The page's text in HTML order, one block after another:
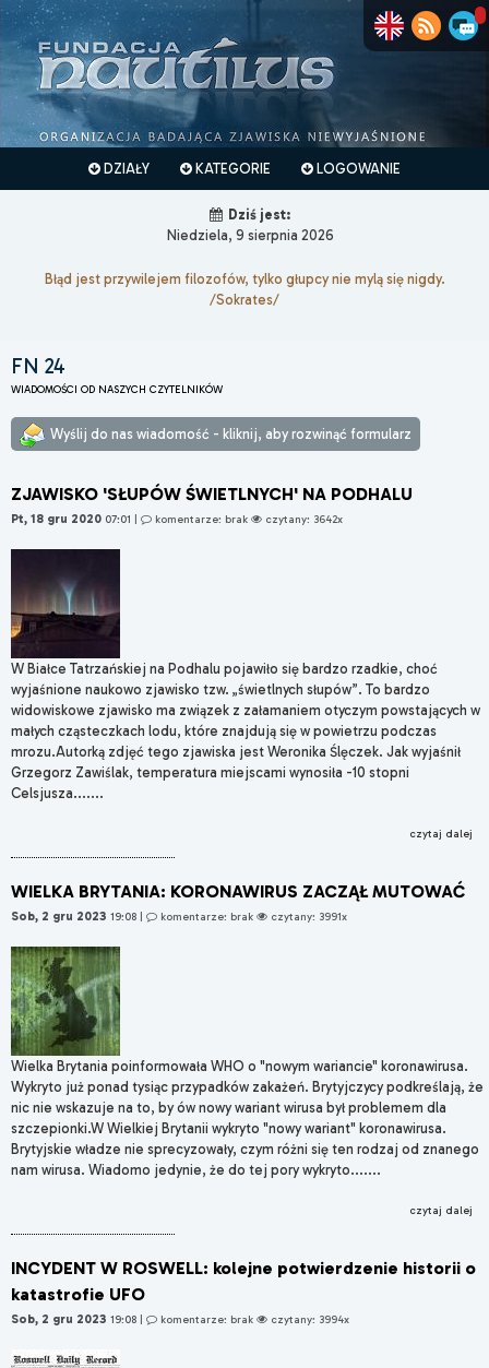
DZIAŁY KATEGORIE LOGOWANIE
Dziś jest:
Niedziela, 9 sierpnia 2026
Błąd jest przywilejem filozofów, tylko głupcy nie mylą się nigdy.
/Sokrates/
FN 24
WIADOMOŚCI OD NASZYCH CZYTELNIKÓW
Wyślij do nas wiadomość - kliknij, aby rozwinąć formularz
ZJAWISKO 'SŁUPÓW ŚWIETLNYCH' NA PODHALU
Pt, 18 gru 2020 07:01 | komentarze: brak czytany: 3642x
W Białce Tatrzańskiej na Podhalu pojawiło się bardzo rzadkie, choć
wyjaśnione naukowo zjawisko tzw. „świetlnych słupów”. To bardzo
widowiskowe zjawisko ma związek z załamaniem otyczym powstających w
małych cząsteczkach lodu, które znajdują się w powietrzu podczas
mrozu.Autorką zdjęć tego zjawiska jest Weronika Ślęczek. Jak wyjaśnił
Grzegorz Zawiślak, temperatura miejscami wynosiła -10 stopni
Celsjusza.......
czytaj dalej
WIELKA BRYTANIA: KORONAWIRUS ZACZĄŁ MUTOWAĆ
Sob, 2 gru 2023 19:08 | komentarze: brak czytany: 3991x
Wielka Brytania poinformowała WHO o "nowym wariancie" koronawirusa.
Wykryto już ponad tysiąc przypadków zakażeń. Brytyjczycy podkreślają, że
nic nie wskazuje na to, by ów nowy wariant wirusa był problemem dla
szczepionki.W Wielkiej Brytanii wykryto "nowy wariant" koronawirusa.
Brytyjskie władze nie sprecyzowały, czym różni się ten rodzaj od znanego
nam wirusa. Wiadomo jedynie, że do tej pory wykryto.......
czytaj dalej
INCYDENT W ROSWELL: kolejne potwierdzenie historii o
katastrofie UFO
Sob, 2 gru 2023 19:08 komentarze: brak czytany: 3994x